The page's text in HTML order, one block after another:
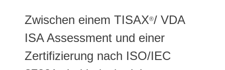
Zwischen einem TISAX®/ VDA
ISA Assessment und einer
Zertifizierung nach ISO/IEC